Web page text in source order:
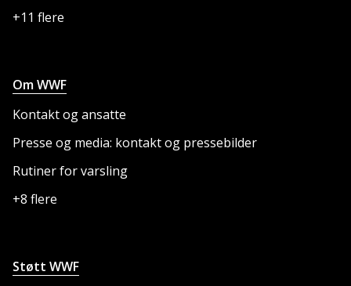
+11 flere
Om WWF
Kontakt og ansatte
Presse og media: kontakt og pressebilder
Rutiner for varsling
+8 flere
Støtt WWF